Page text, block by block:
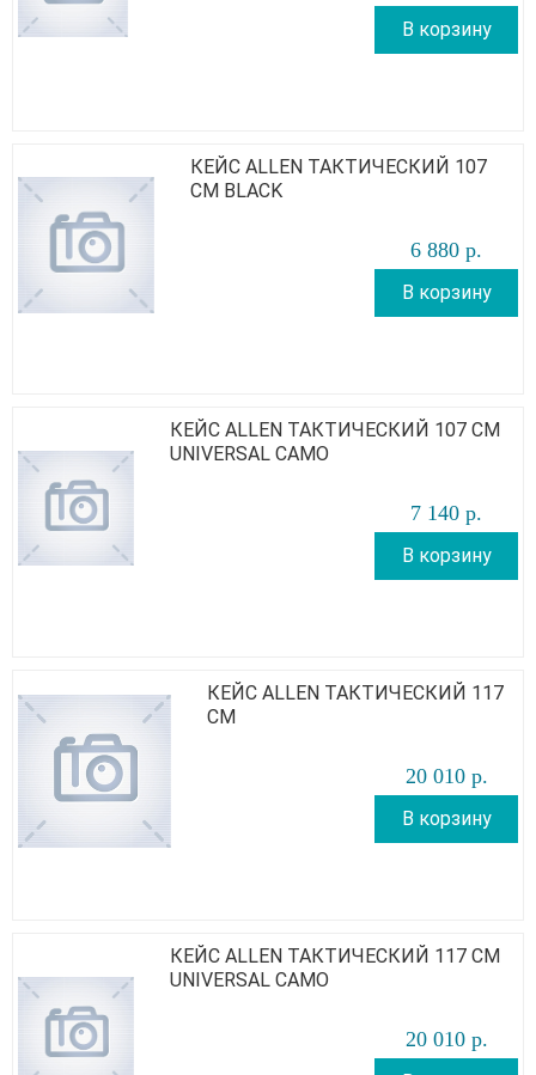
В корзину
КЕЙС ALLEN ТАКТИЧЕСКИЙ 107
СМ BLACK
6 880 р.
В корзину
КЕЙС ALLEN ТАКТИЧЕСКИЙ 107 СМ
UNIVERSAL CAMO
7 140 р.
В корзину
КЕЙС ALLEN ТАКТИЧЕСКИЙ 117
СМ
20 010р.
В корзину
КЕЙС ALLEN ТАКТИЧЕСКИЙ 117 СМ
UNIVERSAL CAMO
20 010р.